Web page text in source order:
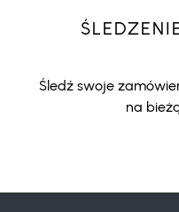
Śledź swoje
na